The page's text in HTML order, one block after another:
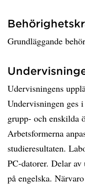
Grundläggande
Udervisningens
Undervisningen ges
grupp- och enskilda
Arbetsformerna
studieresultaten.
PC-datorer. Delar
på engelska.